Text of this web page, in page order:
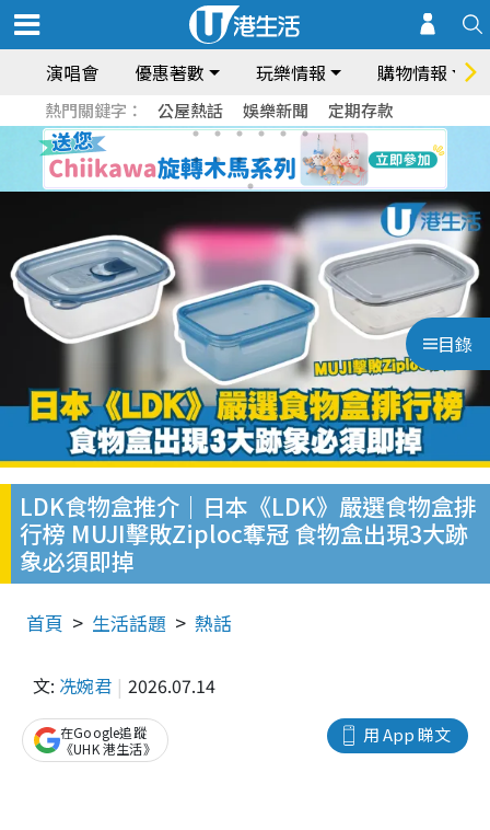
演唱會 優惠著數 玩樂情報 購物情報
熱門關鍵字： 公屋熱話 娛樂新聞 定期存款
目錄
LDK食物盒推介｜日本《LDK》嚴選食物盒排
行榜 MUJI擊敗Ziploc奪冠 食物盒出現3大跡
象必須即掉
首頁 生活話題 熱話
文: 冼婉君 2026.07.14
用 App 睇文
在Google追蹤
《UHK 港生活》